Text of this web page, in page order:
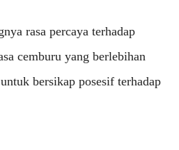
rasa percaya terhadap
cemburu yang berlebihan
bersikap posesif terhadap